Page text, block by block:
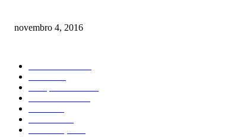
novembro 4, 2016